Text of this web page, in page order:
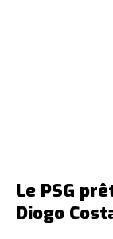
Le PSG
Diogo